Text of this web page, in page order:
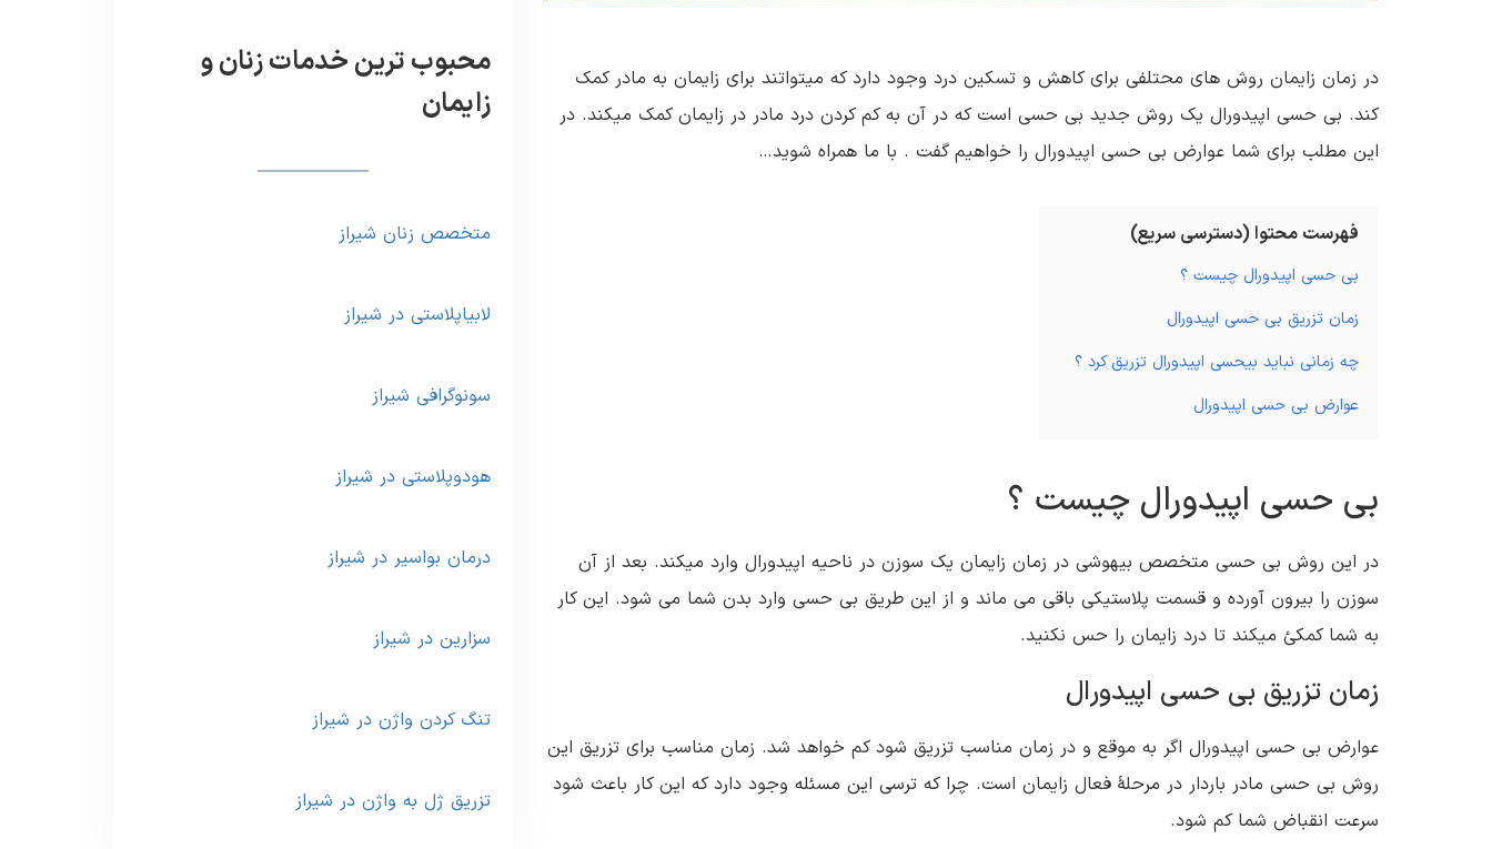
در زمان زایمان روش های محتلفی برای کاهش و تسکین درد وجود دارد که میتواتند برای زایمان به مادر کمک
کند. بی حسی اپیدورال یک روش جدید بی حسی است که در آن به کم کردن درد مادر در زایمان کمک میکند. در
این مطلب برای شما عوارض بی حسی اپیدورال را خواهیم گفت . با ما همراه شوید…
فهرست محتوا (دسترسی سریع)
بی حسی اپیدورال چیست ؟
زمان تزریق بی حسی اپیدورال
چه زمانی نباید بیحسی اپیدورال تزریق کرد ؟
عوارض بی حسی اپیدورال
بی حسی اپیدورال چیست ؟
در این روش بی حسی متخصص بیهوشی در زمان زایمان یک سوزن در ناحیه اپیدورال وارد میکند. بعد از آن
سوزن را بیرون آورده و قسمت پلاستیکی باقی می ماند و از این طریق بی حسی وارد بدن شما می شود. این کار
به شما کمکئ میکند تا درد زایمان را حس نکنید.
زمان تزریق بی حسی اپیدورال
عوارض بی حسی اپیدورال اگر به موقع و در زمان مناسب تزریق شود کم خواهد شد. زمان مناسب برای تزریق این
روش بی حسی مادر باردار در مرحلۀ فعال زایمان است. چرا که ترسی این مسئله وجود دارد که این کار باعث شود
سرعت انقباض شما کم شود.
محبوب ترین خدمات زنان و
زایمان
متخصص زنان شیراز
لابیاپلاستی در شیراز
سونوگرافی شیراز
هودوپلاستی در شیراز
درمان بواسیر در شیراز
سزارین در شیراز
تنگ کردن واژن در شیراز
تزریق ژل به واژن در شیراز